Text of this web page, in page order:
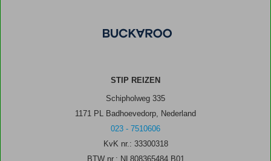
STIP REIZEN
Schipholweg 335
1171 PL Badhoevedorp, Nederland
023 - 7510606
KvK nr.: 33300318
BTW nr.: NL808365484.B01